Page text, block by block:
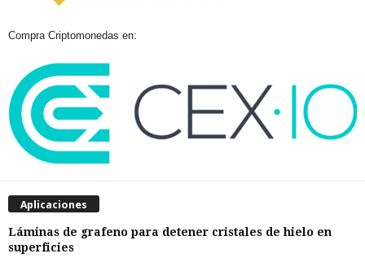
Compra Criptomonedas en:
Aplicaciones
Láminas de grafeno para detener cristales de hielo en
superficies